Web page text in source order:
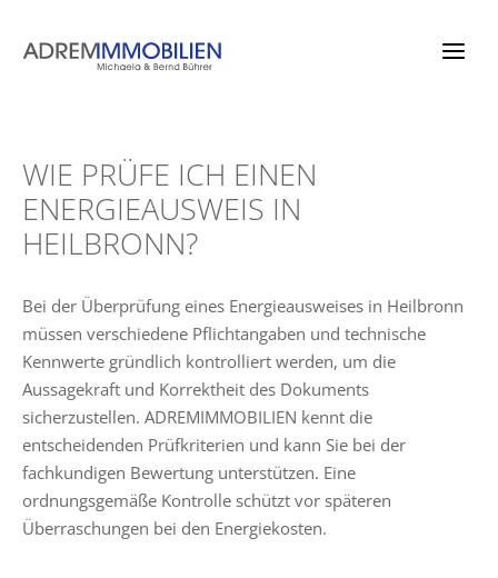
Inhalt
WIE PRÜFE ICH EINEN
ENERGIEAUSWEIS IN
HEILBRONN?
Bei der Überprüfung eines Energieausweises in Heilbronn
müssen verschiedene Pflichtangaben und technische
Kennwerte gründlich kontrolliert werden, um die
Aussagekraft und Korrektheit des Dokuments
sicherzustellen. ADREMIMMOBILIEN kennt die
entscheidenden Prüfkriterien und kann Sie bei der
fachkundigen Bewertung unterstützen. Eine
ordnungsgemäße Kontrolle schützt vor späteren
Überraschungen bei den Energiekosten.